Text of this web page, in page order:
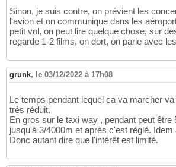
Sinon, je suis contre, on prévient les
l'avion et on communique dans les
petit vol, on peut lire quelque chose, sur
regarde 1-2 films, on dort, on parle avec
grunk, le 03/12/2022 à 17h08
Le temps pendant lequel ca va marcher
très réduit.
En gros sur le taxi way , pendant peut être
jusqu'à 3/4000m et après c'est réglé. Idem
Donc autant dire que l'intérêt est limité.